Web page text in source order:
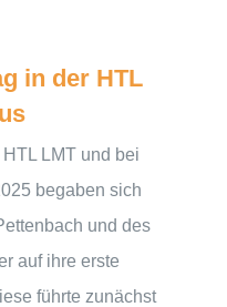
in der HTL
LMT und bei
begaben sich
und des
auf ihre erste
führte zunächst